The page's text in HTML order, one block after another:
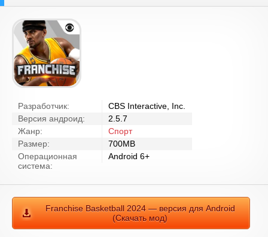
Разработчик:
CBS Interactive, Inc.
Версия андроид:
2.5.7
Жанр:
Спорт
Размер:
700MB
Операционная
система:
Android 6+
Franchise Basketball 2024 — версия для Android
(Скачать мод)